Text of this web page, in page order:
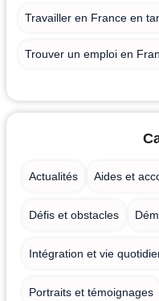
Travailler en France en
Trouver un emploi en
Actualités Aides et
Défis et obstacles
Intégration et vie
Portraits et témoignages